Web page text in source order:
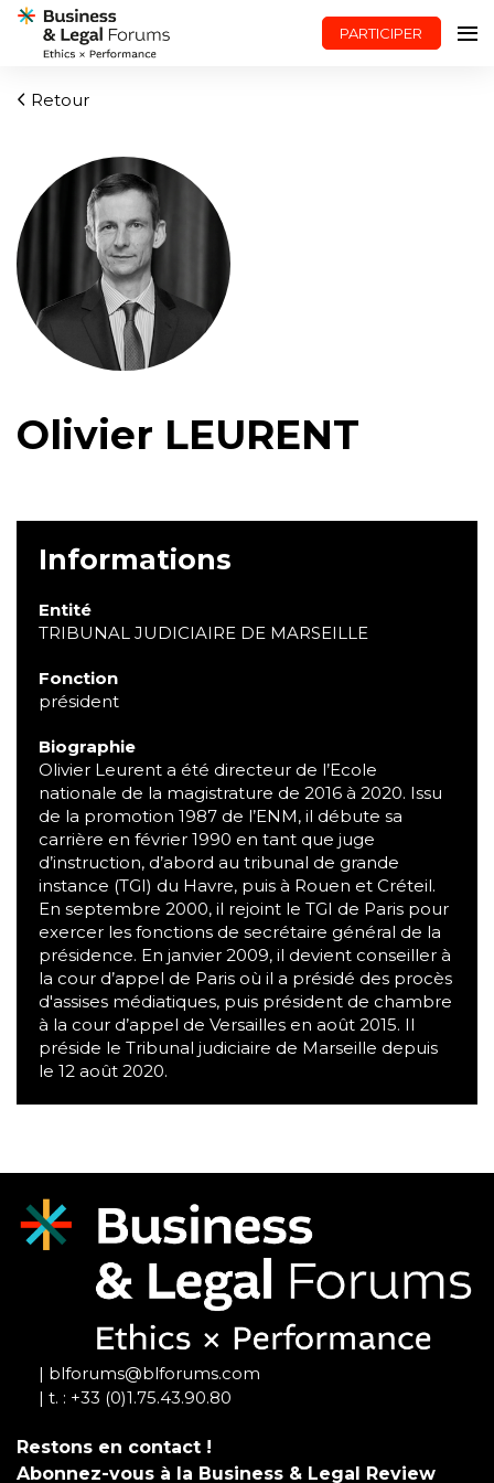
PARTICIPER
Retour
Olivier LEURENT
Informations
Entité
TRIBUNAL JUDICIAIRE DE MARSEILLE
Fonction
président
Biographie
Olivier Leurent a été directeur de l’Ecole
nationale de la magistrature de 2016 à 2020. Issu
de la promotion 1987 de l’ENM, il débute sa
carrière en février 1990 en tant que juge
d’instruction, d’abord au tribunal de grande
instance (TGI) du Havre, puis à Rouen et Créteil.
En septembre 2000, il rejoint le TGI de Paris pour
exercer les fonctions de secrétaire général de la
présidence. En janvier 2009, il devient conseiller à
la cour d’appel de Paris où il a présidé des procès
d'assises médiatiques, puis président de chambre
à la cour d’appel de Versailles en août 2015. Il
préside le Tribunal judiciaire de Marseille depuis
le 12 août 2020.
| blforums@blforums.com
| t. : +33 (0)1.75.43.90.80
Restons en contact !
Abonnez-vous à la Business & Legal Review